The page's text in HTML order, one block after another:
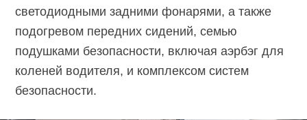
светодиодными задними фонарями, а также
подогревом передних сидений, семью
подушками безопасности, включая аэрбэг для
коленей водителя, и комплексом систем
безопасности.